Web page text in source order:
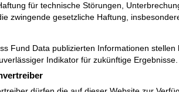
für technische Störungen,
zwingende gesetzliche Haftung,
Fund Data publizierten Informationen
Indikator für zukünftige Ergebnisse.